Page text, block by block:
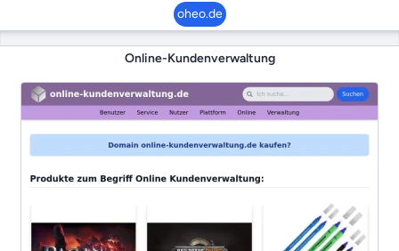
oheo.de
Online-Kundenverwaltung